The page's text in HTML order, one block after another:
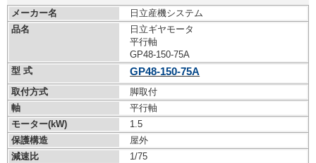
メーカー名
日立産機システム
品名
日立ギヤモータ
平行軸
GP48-150-75A
型 式
GP48-150-75A
取付方式
脚取付
軸
平行軸
モーター(kW)
1.5
保護構造
屋外
減速比
1/75